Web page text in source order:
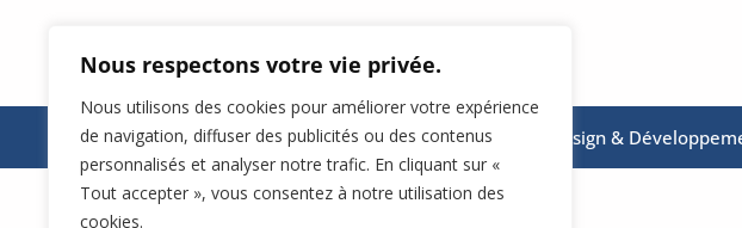
Nous respectons votre vie privée.
Nous utilisons des cookies pour améliorer votre expérience
de navigation, diffuser des publicités ou des contenus
personnalisés et analyser notre trafic. En cliquant sur «
Tout accepter », vous consentez à notre utilisation des
cookies.
© 2026, DR BASSECOUR, tous droits réservés. Design &